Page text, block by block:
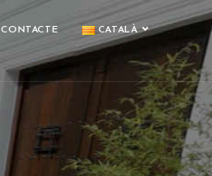
CONTACTE CATALÀ